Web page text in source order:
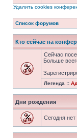
Удалить cookies
Список форумов
Кто сейчас на
Сейчас
Больше
Легенда ::
Дни рождения
Сегодня нет